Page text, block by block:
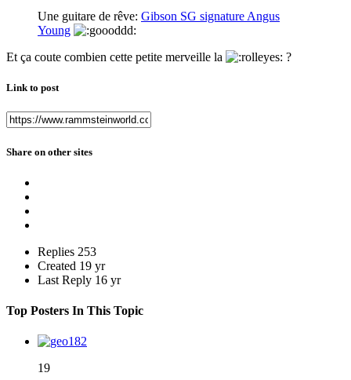
Une guitare de rêve: Gibson SG signature Angus
Young
Et ça coute combien cette petite merveille la
?
Link to post
Share on other sites
Replies 253
Created 19 yr
Last Reply 16 yr
Top Posters In This Topic
19